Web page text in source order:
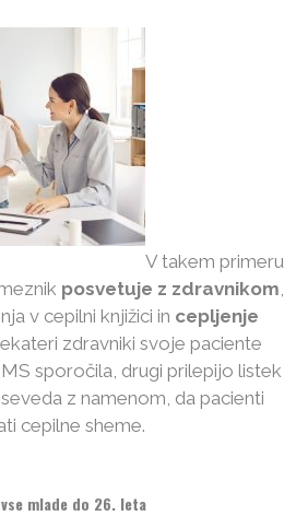
V takem primeru
posvetuje z zdravnikom,
v cepilni knjižici in cepljenje
zdravniki svoje paciente
sporočila, drugi prilepijo listek
z namenom, da pacienti
cepilne sheme.
mlade do 26. leta